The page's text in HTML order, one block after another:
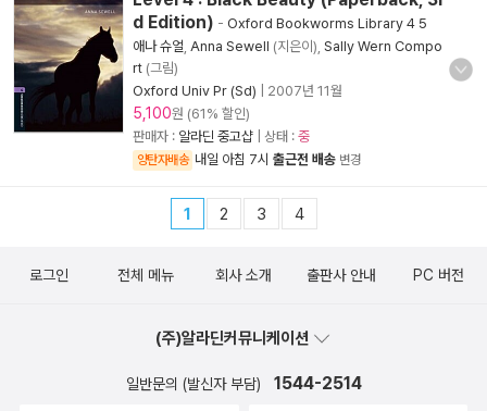
d Edition) - Oxford Bookworms Library 4 5
애나 슈얼 Anna Sewell (지은이), Sally Wern Compo
rt (그림)
Oxford Univ Pr (Sd)
2007년 11월
5,100원 (61% 할인)
판매자 : 알라딘 중고샵 | 상태 : 중
양탄자배송 내일 아침 7시 출근전 배송 변경
1 2 3 4
로그인 전체 메뉴 회사 소개 출판사 안내 PC 버전
(주)알라딘커뮤니케이션
일반문의 (발신자 부담) 1544-2514